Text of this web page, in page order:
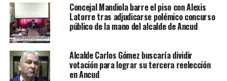
Concejal Mandiola barre el piso con Alexis
Latorre tras adjudicarse polémico concurso
público de la mano del alcalde de Ancud
Alcalde Carlos Gómez buscaría dividir
votación para lograr su tercera reelección
en Ancud